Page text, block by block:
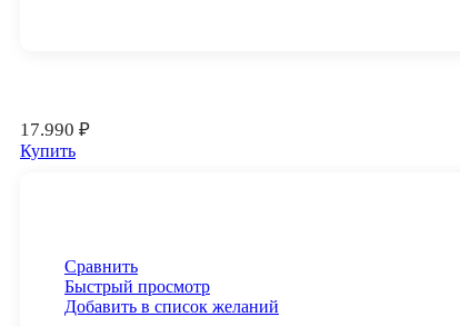
17.990 ₽
Купить
Сравнить
Быстрый просмотр
Добавить в список желаний